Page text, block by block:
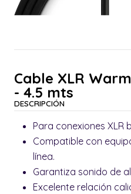
Cable XLR
- 4.5 mts
DESCRIPCIÓN
Para conexiones XLR
Compatible con
línea.
Garantiza sonido de
Excelente relación